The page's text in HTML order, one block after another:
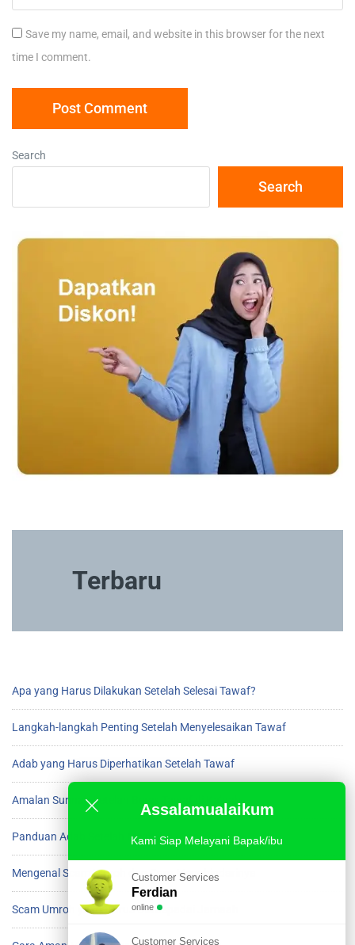
Save my name, email, and website in this browser for the next
time I comment.
Search
Search
Terbaru
Apa yang Harus Dilakukan Setelah Selesai Tawaf?
Langkah-langkah Penting Setelah Menyelesaikan Tawaf
Adab yang Harus Diperhatikan Setelah Tawaf
Amalan Sunnah Setelah Beres Tawaf di Ka’bah
Panduan Adab Setelah Menyelesaikan Tawaf
Mengenal Scam Umroh dan Cara Menghindarinya
Scam Umroh yang Harus Diwaspadai Jamaah
Assalamualaikum
Kami Siap Melayani Bapak/ibu
Customer Services
Ferdian
online
Customer Services